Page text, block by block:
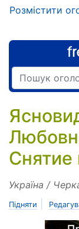
Розмістити
Снятие
Україна /
Підняти